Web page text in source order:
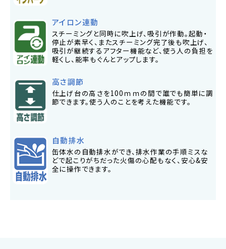
アイロン連動
スチーミングと同時に吹上げ、吸引が作動。起動・
停止が素早く、またスチーミング完了後も吹上げ、
吸引が継続するアフター機能など、使う人の負担を
軽くし、能率もぐんとアップします。
高さ調節
仕上げ台の高さを100ｍｍの間で誰でも簡単に調
節できます。使う人のことを考えた機能です。
自動排水
缶体水の自動排水ができ、排水作業の手順ミスな
どで起こりがちだった火傷の心配もなく、安心&安
全に操作できます。